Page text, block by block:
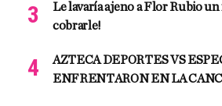
Le lavaría ajeno a Flor Rubio un
cobrarle!
AZTECA DEPORTES VS
ENFRENTARON EN LA